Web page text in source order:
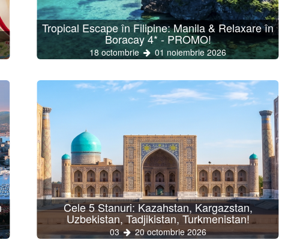
Tropical Escape în Filipine: Manila & Relaxare în
Boracay 4* - PROMO!
18 octombrie 01 noiembrie 2026
Cele 5 Stanuri: Kazahstan, Kargazstan,
Uzbekistan, Tadjikistan, Turkmenistan!
03 20 octombrie 2026